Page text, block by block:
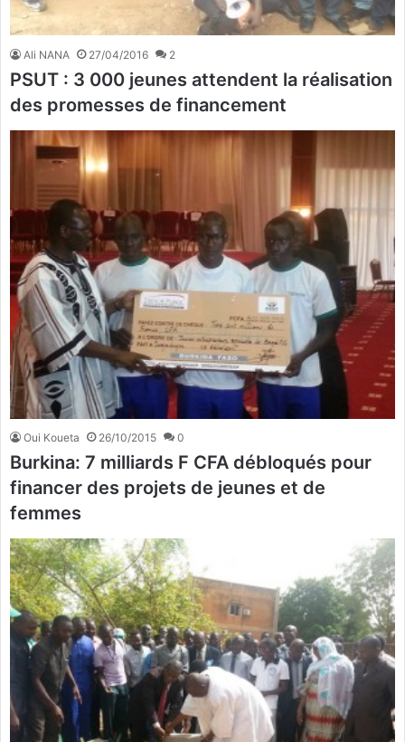
Ali NANA 27/04/2016 2
PSUT : 3 000 jeunes attendent la réalisation
des promesses de financement
Oui Koueta 26/10/2015 0
Burkina: 7 milliards F CFA débloqués pour
financer des projets de jeunes et de
femmes